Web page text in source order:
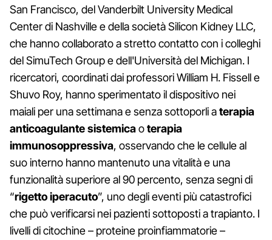
San Francisco, del Vanderbilt University Medical
Center di Nashville e della società Silicon Kidney LLC,
che hanno collaborato a stretto contatto con i colleghi
del SimuTech Group e dell'Università del Michigan. I
ricercatori, coordinati dai professori William H. Fissell e
Shuvo Roy, hanno sperimentato il dispositivo nei
maiali per una settimana e senza sottoporli aterapia
anticoagulante sistemicaoterapia
immunosoppressiva, osservando che le cellule al
suo interno hanno mantenuto una vitalità e una
funzionalità superiore al 90 percento, senza segni di
“rigetto iperacuto”, uno degli eventi più catastrofici
che può verificarsi nei pazienti sottoposti a trapianto. I
livelli di citochine – proteine proinfiammatorie –